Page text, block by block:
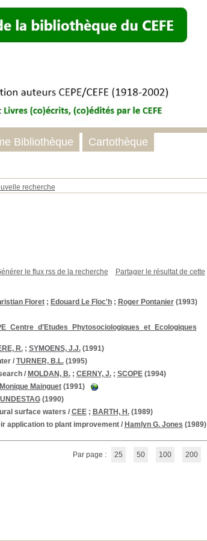
recherche
le flux rss de la recherche
Partager le résultat de cette
Floret; Edouard Le Floc'h; Roger Pontanier(1993)
R.; SYMOENS, J.J.(1991)
/ TURNER, B.L.(1995)
/ MOLDAN, B.; CERNY, J.; SCOPE(1994)
Monique Mainguet(1991)
(1990)
surface waters / CEE; BARTH, H.(1989)
application to plant improvement/ Hamlyn G. Jones (1989)
Par page : 25 50 100 200
Bibliothèque Cartothèque